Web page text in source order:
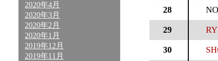
2020年4月
2020年3月
2020年2月
2020年1月
2019年12月
2019年11月
28
29
30